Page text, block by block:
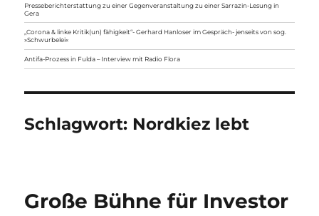
Presseberichterstattung zu einer Gegenveranstaltung zu einer Sarrazin-Lesung in
Gera
„Corona & linke Kritik(un) fähigkeit“- Gerhard Hanloser im Gespräch- jenseits von sog.
»Schwurbelei«
Antifa-Prozess in Fulda – Interview mit Radio Flora
Schlagwort: Nordkiez lebt
Große Bühne für Investor